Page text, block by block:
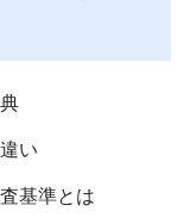
い
基準とは